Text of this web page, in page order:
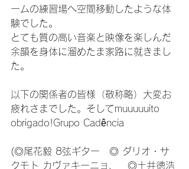
ームの練習場へ空間移動したような体
験でした。
とても質の高い音楽と映像を楽しんだ
余韻を身体に溜めたま家路に就きまし
た。
以下の関係者の皆様（敬称略）大変お
疲れさまでした。そしてmuuuuuito
obrigado!Grupo Cadência
(◎尾花毅 8弦ギター　◎ ダリオ・サ
クモト カヴァキーニョ、　◎土井徳浩